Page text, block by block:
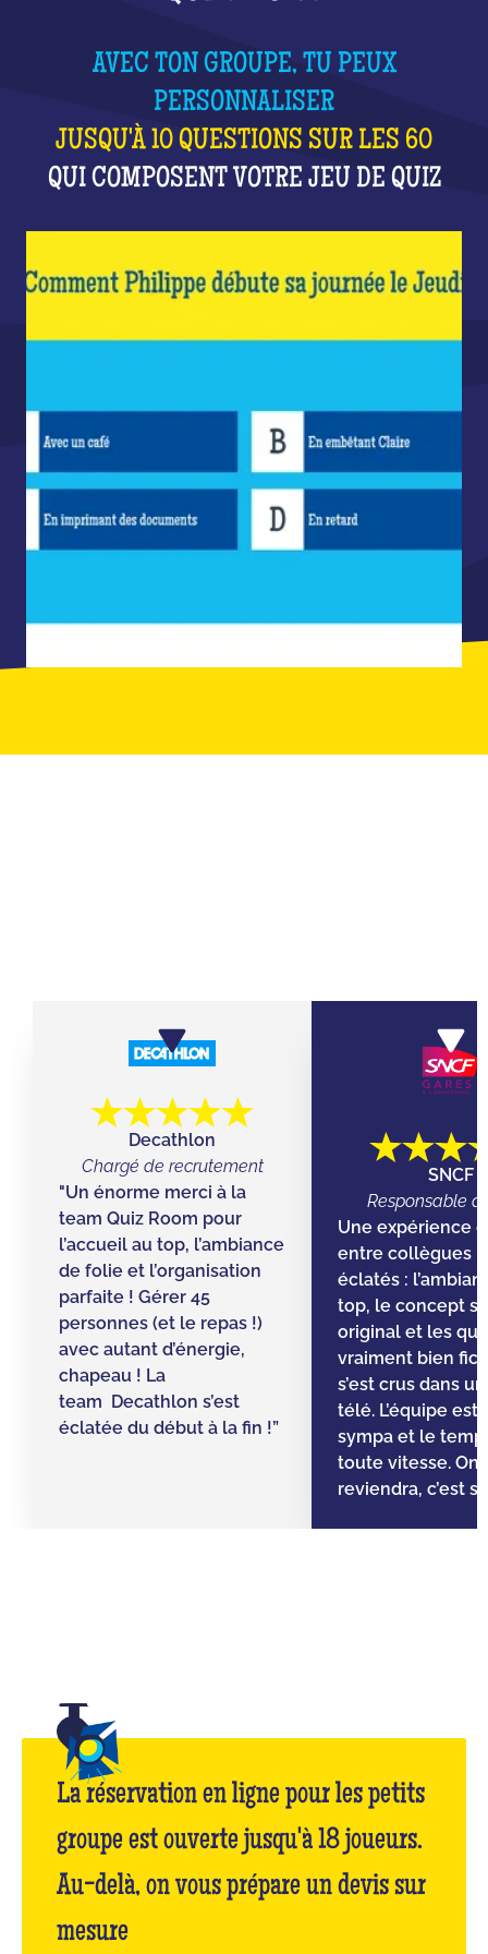
AVEC TON GROUPE, TU PEUX
PERSONNALISER
JUSQU'À 10 QUESTIONS SUR LES 60
QUI COMPOSENT VOTRE JEU DE QUIZ
Decathlon
Chargé de recrutement
"Un énorme merci à la
team Quiz Room pour
l’accueil au top, l’ambiance
de folie et l’organisation
parfaite ! Gérer 45
personnes (et le repas !)
avec autant d’énergie,
chapeau ! La
team Decathlon s’est
éclatée du début à la fin !”
SNCF
Responsable
Une expérience
entre collègues !
éclatés :
top, le concept
original et les
vraiment bien
s’est crus dans
télé. L’équipe est
sympa et le
toute vitesse. On
reviendra, c’est
La réservation en ligne pour les petits
groupe est ouverte jusqu'à 18 joueurs.
Au-delà, on vous prépare un devis sur
mesure